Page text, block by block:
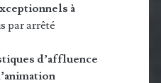
à
par arrêté
d’affluence